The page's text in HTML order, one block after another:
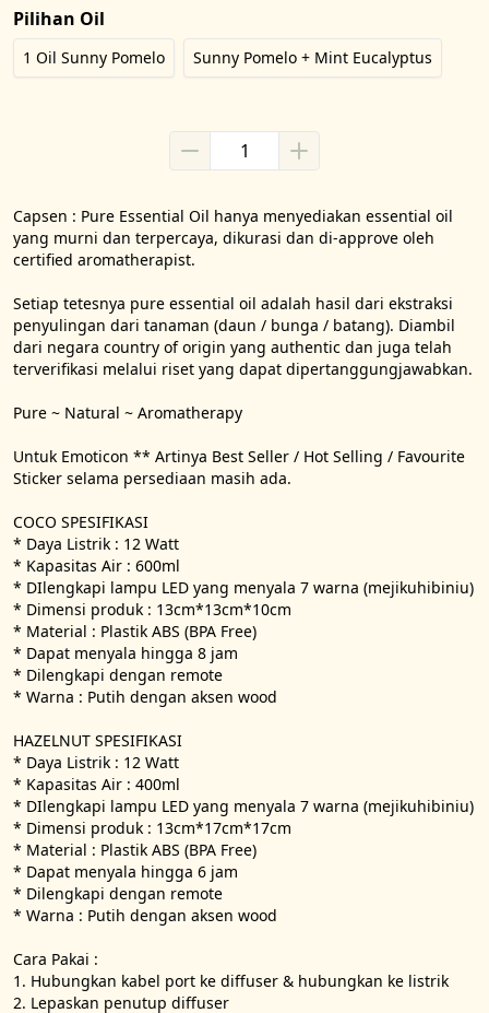
Pilihan Oil
1 Oil Sunny Pomelo Sunny Pomelo + Mint Eucalyptus
Capsen : Pure Essential Oil hanya menyediakan essential oil
yang murni dan terpercaya, dikurasi dan di-approve oleh
certified aromatherapist.
Setiap tetesnya pure essential oil adalah hasil dari ekstraksi
penyulingan dari tanaman (daun / bunga / batang). Diambil
dari negara country of origin yang authentic dan juga telah
terverifikasi melalui riset yang dapat dipertanggungjawabkan.
Pure ~ Natural ~ Aromatherapy
Untuk Emoticon ** Artinya Best Seller / Hot Selling / Favourite
Sticker selama persediaan masih ada.
COCO SPESIFIKASI
* Daya Listrik : 12 Watt
* Kapasitas Air : 600ml
* DIlengkapi lampu LED yang menyala 7 warna (mejikuhibiniu)
* Dimensi produk : 13cm*13cm*10cm
* Material : Plastik ABS (BPA Free)
* Dapat menyala hingga 8 jam
* Dilengkapi dengan remote
* Warna : Putih dengan aksen wood
HAZELNUT SPESIFIKASI
* Daya Listrik : 12 Watt
* Kapasitas Air : 400ml
* DIlengkapi lampu LED yang menyala 7 warna (mejikuhibiniu)
* Dimensi produk : 13cm*17cm*17cm
* Material : Plastik ABS (BPA Free)
* Dapat menyala hingga 6 jam
* Dilengkapi dengan remote
* Warna : Putih dengan aksen wood
Cara Pakai :
1. Hubungkan kabel port ke diffuser & hubungkan ke listrik
2. Lepaskan penutup diffuser